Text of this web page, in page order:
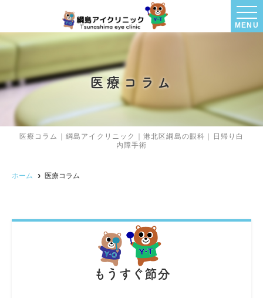
MENU
医療コラム
医療コラム｜綱島アイクリニック｜港北区綱島の眼科｜日帰り白
内障手術
ホーム 医療コラム
もうすぐ節分